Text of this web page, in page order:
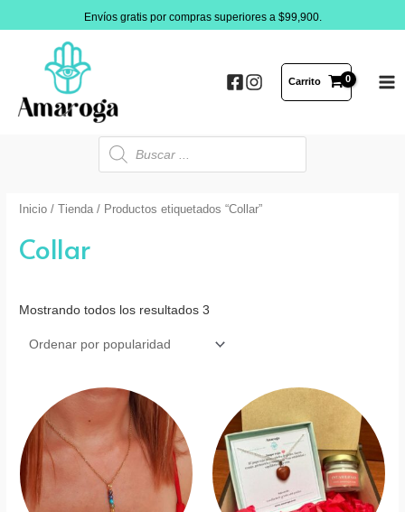
al
Envíos gratis por compras superiores a $99,900.
Carrito
Búsqueda
productos
Inicio / Tienda / Productos etiquetados “Collar”
Collar
Mostrando todos los resultados 3